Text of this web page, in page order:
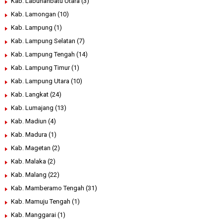
Kab. Lamongan (10)
Kab. Lampung (1)
Kab. Lampung Selatan (7)
Kab. Lampung Tengah (14)
Kab. Lampung Timur (1)
Kab. Lampung Utara (10)
Kab. Langkat (24)
Kab. Lumajang (13)
Kab. Madiun (4)
Kab. Madura (1)
Kab. Magetan (2)
Kab. Malaka (2)
Kab. Malang (22)
Kab. Mamberamo Tengah (31)
Kab. Mamuju Tengah (1)
Kab. Manggarai (1)